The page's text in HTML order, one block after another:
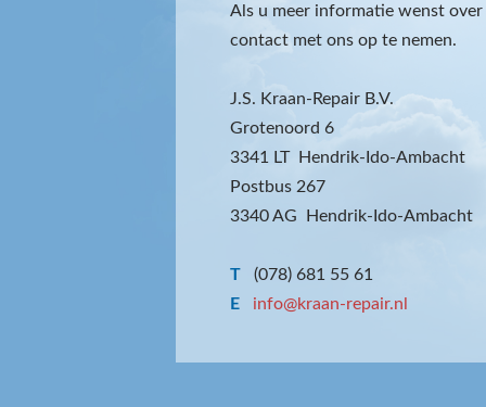
Als u meer informatie wenst
contact met ons op te nemen.
J.S. Kraan-Repair B.V.
Grotenoord 6
3341 LT Hendrik-Ido-Ambacht
Postbus 267
3340 AG Hendrik-Ido-Ambacht
T
(078) 681 55 61
E
info@kraan-repair.nl